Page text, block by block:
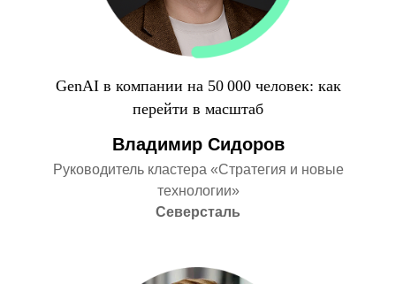
GenAI в компании на 50 000 человек: как
перейти в масштаб
Владимир Сидоров
Руководитель кластера «Стратегия и новые
технологии»
Северсталь